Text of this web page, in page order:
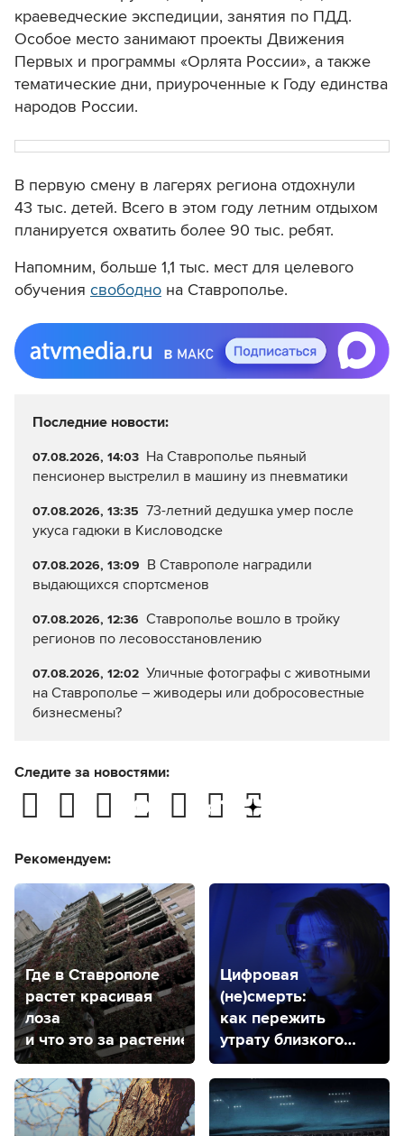
краеведческие экспедиции, занятия по ПДД.
Особое место занимают проекты Движения
Первых и программы «Орлята России», а также
тематические дни, приуроченные к Году единства
народов России.
В первую смену в лагерях региона отдохнули
43 тыс. детей. Всего в этом году летним отдыхом
планируется охватить более 90 тыс. ребят.
Напомним, больше 1,1 тыс. мест для целевого
обучения свободно на Ставрополье.
Последние новости:
07.08.2026, 14:03 На Ставрополье пьяный
пенсионер выстрелил в машину из пневматики
07.08.2026, 13:35 73-летний дедушка умер после
укуса гадюки в Кисловодске
07.08.2026, 13:09 В Ставрополе наградили
выдающихся спортсменов
07.08.2026, 12:36 Ставрополье вошло в тройку
регионов по лесовосстановлению
07.08.2026, 12:02 Уличные фотографы с животными
на Ставрополье – живодеры или добросовестные
бизнесмены?
Следите за новостями:
Рекомендуем:
Где в Ставрополе
растет красивая
лоза
и что это за растение?
Цифровая
(не)смерть:
как пережить
утрату близкого
человека
нестандартным
способом